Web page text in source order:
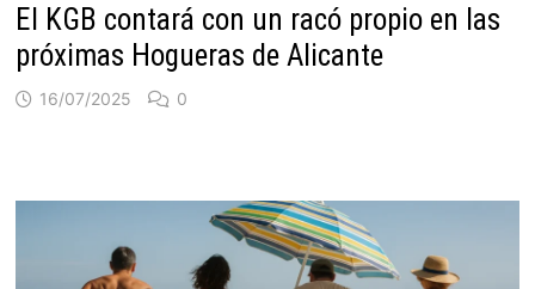
El KGB contará con un racó propio en las
próximas Hogueras de Alicante
16/07/2025 0